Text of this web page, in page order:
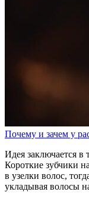
Почему и зачем у
Идея заключается
Короткие зубчики
в узелки волос,
укладывая волосы